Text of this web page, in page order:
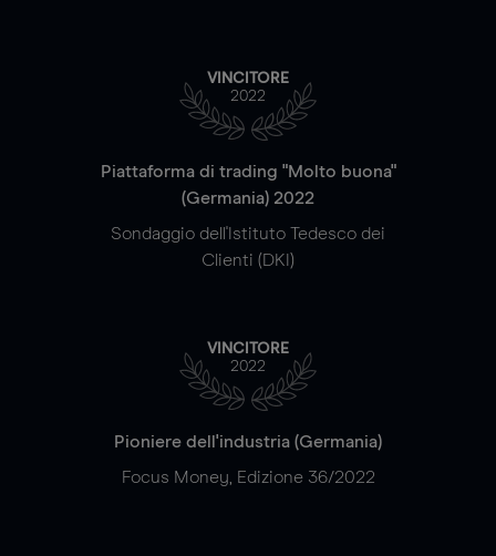
VINCITORE
2022
Piattaforma di trading "Molto buona"
(Germania) 2022
Sondaggio dell'Istituto Tedesco dei
Clienti (DKI)
VINCITORE
2022
Pioniere dell'industria (Germania)
Focus Money, Edizione 36/2022